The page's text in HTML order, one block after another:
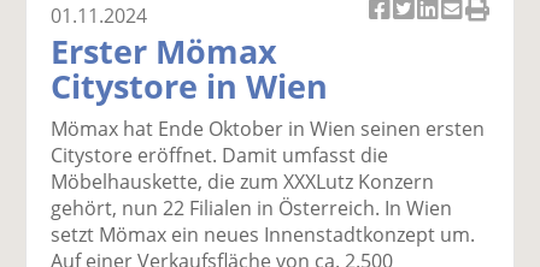
el
a
uf
F
ac
e
t
tt
er
n
a
Li
n
k
el
p
m
ai
D
n
01.11.2024
Erster Mömax
Citystore in Wien
Mömax hat Ende Oktober in Wien seinen ersten
Citystore eröffnet. Damit umfasst die
Möbelhauskette, die zum XXXLutz Konzern
gehört, nun 22 Filialen in Österreich. In Wien
setzt Mömax ein neues Innenstadtkonzept um.
Auf einer Verkaufsfläche von ca. 2.500